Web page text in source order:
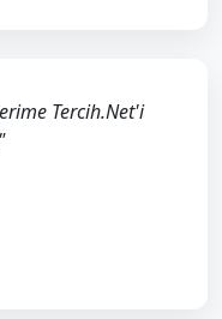
Tercih.Net'i